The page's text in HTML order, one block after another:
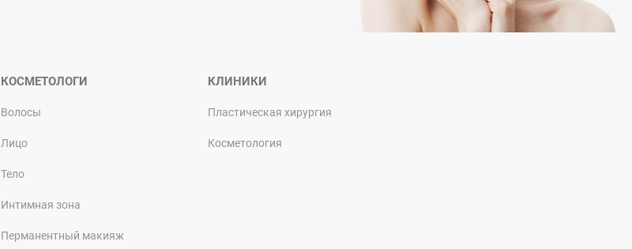
КОСМЕТОЛОГИ
Волосы
Лицо
Тело
Интимная зона
Перманентный макияж
КЛИНИКИ
Пластическая хирургия
Косметология